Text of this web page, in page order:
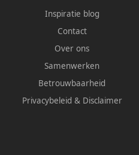
Inspiratie blog
Contact
Over ons
Samenwerken
Betrouwbaarheid
Privacybeleid & Disclaimer